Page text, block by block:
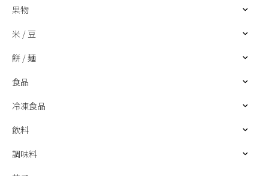
果物
米 / 豆
餅 / 麺
食品
冷凍食品
飲料
調味料